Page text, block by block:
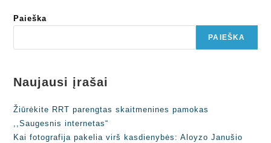
Paieška
PAIEŠKA
Naujausi įrašai
Žiūrėkite RRT parengtas skaitmenines pamokas
,,Saugesnis internetas“
Kai fotografija pakelia virš kasdienybės: Aloyzo Janušio